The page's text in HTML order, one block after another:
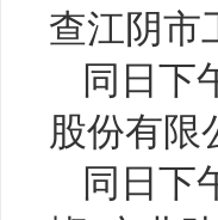
查江阴市
同日下
股份有限
同日下